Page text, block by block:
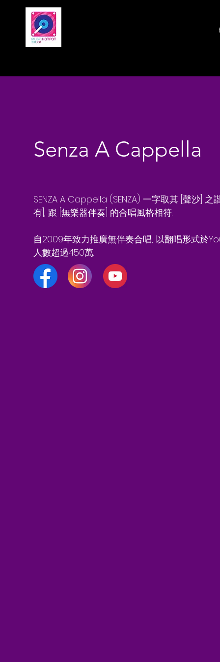
Senza A Cappella
SENZA A Cappella (SENZA) 一字取其 [聲沙] 之
有], 跟 [無樂器伴奏] 的合唱風格相符.
自2009年致力推廣無伴奏合唱, 以翻唱形式於
人數超過450萬.